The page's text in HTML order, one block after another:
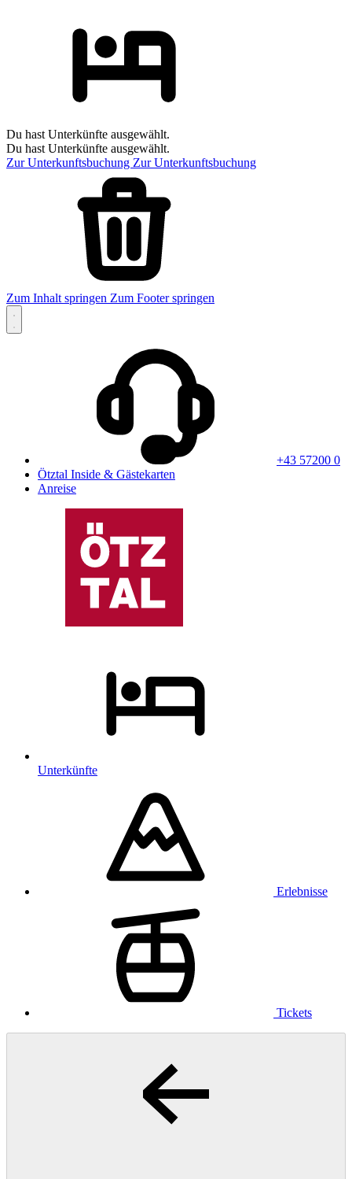
Du hast Unterkünfte ausgewählt.
Du hast Unterkünfte ausgewählt.
Zur Unterkunftsbuchung Zur Unterkunftsbuchung
Zum Inhalt springen Zum Footer springen
+43 57200 0
Ötztal Inside & Gästekarten
Anreise
Unterkünfte
Erlebnisse
Tickets